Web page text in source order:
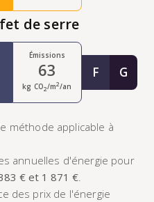
de serre
Émissions
63
kg CO2/m2/an
FClasse F
G
méthode applicable à
annuelles d'énergie pour
€ et 1 871 €
des prix de l'énergie